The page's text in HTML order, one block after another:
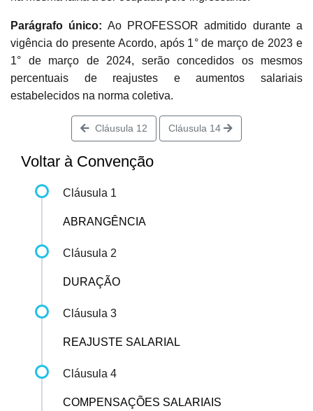
Parágrafo único: Ao PROFESSOR admitido durante a
vigência do presente Acordo, após 1° de março de 2023 e
1° de março de 2024, serão concedidos os mesmos
percentuais de reajustes e aumentos salariais
estabelecidos na norma coletiva.
Cláusula 12 Cláusula 14
Voltar à Convenção
Cláusula 1
ABRANGÊNCIA
Cláusula 2
DURAÇÃO
Cláusula 3
REAJUSTE SALARIAL
Cláusula 4
COMPENSAÇÕES SALARIAIS